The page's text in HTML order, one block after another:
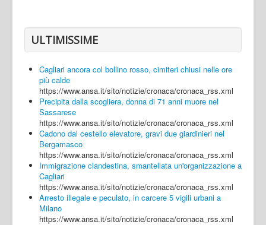
Caserta
Napoli
Salerno
Login
ULTIMISSIME
Cagliari ancora col bollino rosso, cimiteri chiusi nelle ore
più calde
https://www.ansa.it/sito/notizie/cronaca/cronaca_rss.xml
Precipita dalla scogliera, donna di 71 anni muore nel
Sassarese
https://www.ansa.it/sito/notizie/cronaca/cronaca_rss.xml
Cadono dal cestello elevatore, gravi due giardinieri nel
Bergamasco
https://www.ansa.it/sito/notizie/cronaca/cronaca_rss.xml
Immigrazione clandestina, smantellata un'organizzazione a
Cagliari
https://www.ansa.it/sito/notizie/cronaca/cronaca_rss.xml
Arresto illegale e peculato, in carcere 5 vigili urbani a
Milano
https://www.ansa.it/sito/notizie/cronaca/cronaca_rss.xml